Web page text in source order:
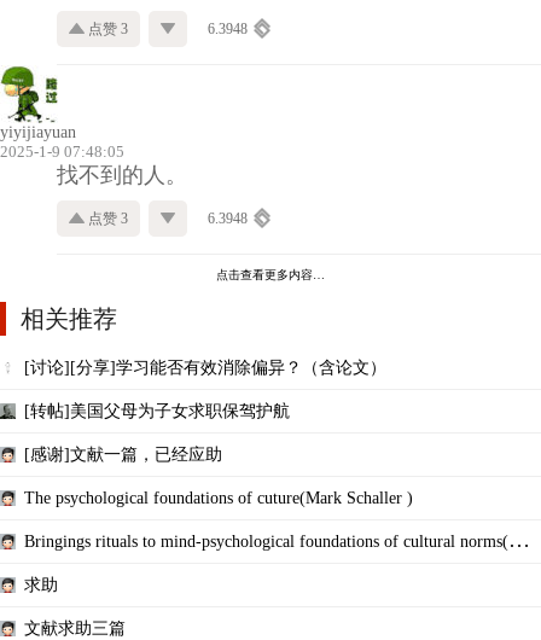
点赞 3 6.3948
yiyijiayuan
2025-1-9 07:48:05
找不到的人。
点赞 3 6.3948
点击查看更多内容…
相关推荐
[讨论][分享]学习能否有效消除偏异？（含论文）
[转帖]美国父母为子女求职保驾护航
[感谢]文献一篇，已经应助
The psychological foundations of cuture(Mark Schaller )
Bringings rituals to mind-psychological foundations of cultural norms(Mcc
求助
文献求助三篇